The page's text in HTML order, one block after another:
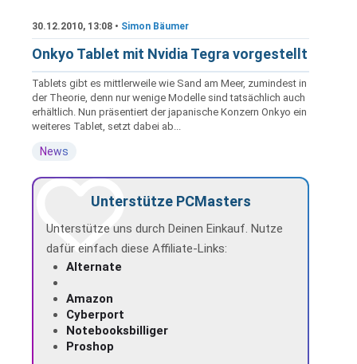
30.12.2010, 13:08 • Simon Bäumer
Onkyo Tablet mit Nvidia Tegra vorgestellt
Tablets gibt es mittlerweile wie Sand am Meer, zumindest in
der Theorie, denn nur wenige Modelle sind tatsächlich auch
erhältlich. Nun präsentiert der japanische Konzern Onkyo ein
weiteres Tablet, setzt dabei ab...
News
Unterstütze PCMasters
Unterstütze uns durch Deinen Einkauf. Nutze
dafür einfach diese Affiliate-Links:
Alternate
Amazon
Cyberport
Notebooksbilliger
Proshop